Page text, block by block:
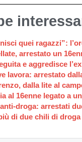
quei ragazzi”:
arrestato un
e aggredisce
lavora: arrestato
dalla lite al
al 16enne legato a
droga: arrestati
di due chili di droga